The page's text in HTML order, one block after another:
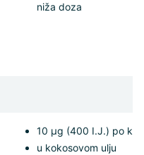
niža doza
10 µg (400 I.J.) po
u kokosovom ulju